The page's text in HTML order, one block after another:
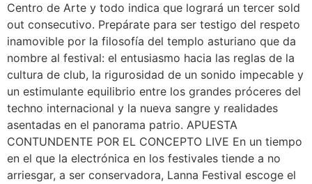
Centro de Arte y todo indica que logrará un tercer sold
out consecutivo. Prepárate para ser testigo del respeto
inamovible por la filosofía del templo asturiano que da
nombre al festival: el entusiasmo hacia las reglas de la
cultura de club, la rigurosidad de un sonido impecable y
un estimulante equilibrio entre los grandes próceres del
techno internacional y la nueva sangre y realidades
asentadas en el panorama patrio. APUESTA
CONTUNDENTE POR EL CONCEPTO LIVE En un tiempo
en el que la electrónica en los festivales tiende a no
arriesgar, a ser conservadora, Lanna Festival escoge el